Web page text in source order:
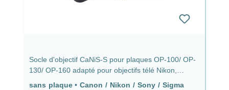
Socle d'objectif CaNiS-S pour plaques OP-100/ OP-
130/ OP-160 adapté pour objectifs télé Nikon,
Canon, Sony & Sigma sans plaque - CaNiS-S (plat)
sans plaque • Canon / Nikon / Sony / Sigma